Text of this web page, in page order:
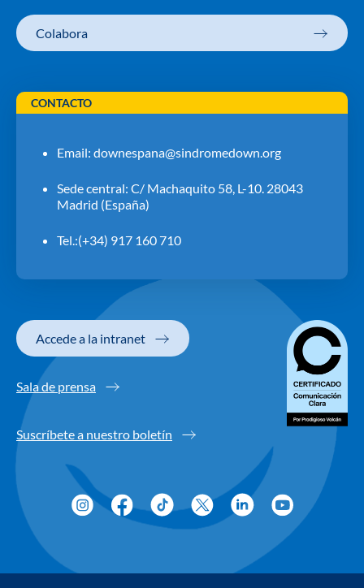
Colabora
CONTACTO
Email: downespana@sindromedown.org
Sede central: C/ Machaquito 58, L-10. 28043
Madrid (España)
Tel.:(+34) 917 160 710
Accede a la intranet
Sala de prensa
Suscríbete a nuestro boletín